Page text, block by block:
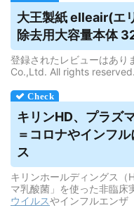
大王製紙 elleair(エ
除去用大容量本体
登録されたレビューはあ
Co.,Ltd. All rights reserved.
キリンHD、プラズ
＝コロナやインフ
ス
キリンホールディングス（
マ乳酸菌」を使った非臨床
ウイルスやインフルエンザ